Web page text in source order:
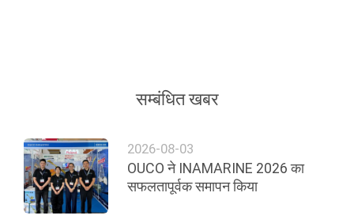
US
साइटमैप
सम्बंधित खबर
2026-08-03
OUCO ने INAMARINE 2026 का
सफलतापूर्वक समापन किया